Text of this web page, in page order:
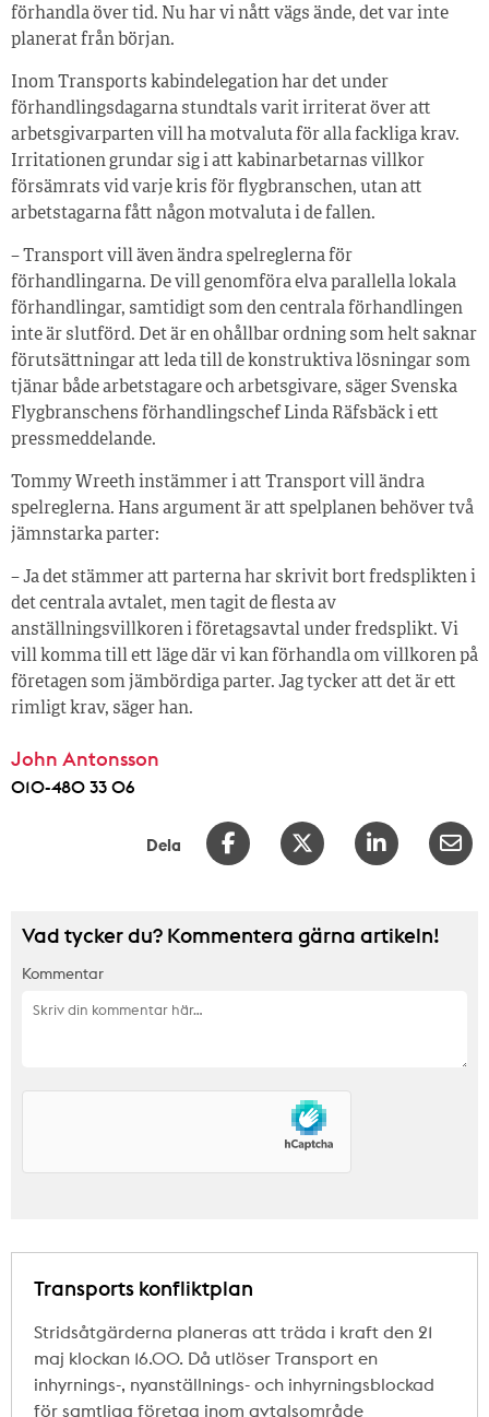
förhandla över tid. Nu har vi nått vägs ände, det var inte
planerat från början.
Inom Transports kabindelegation har det under
förhandlingsdagarna stundtals varit irriterat över att
arbetsgivarparten vill ha motvaluta för alla fackliga krav.
Irritationen grundar sig i att kabinarbetarnas villkor
försämrats vid varje kris för flygbranschen, utan att
arbetstagarna fått någon motvaluta i de fallen.
– Transport vill även ändra spelreglerna för
förhandlingarna. De vill genomföra elva parallella lokala
förhandlingar, samtidigt som den centrala förhandlingen
inte är slutförd. Det är en ohållbar ordning som helt saknar
förutsättningar att leda till de konstruktiva lösningar som
tjänar både arbetstagare och arbetsgivare, säger Svenska
Flygbranschens förhandlingschef Linda Räfsbäck i ett
pressmeddelande.
Tommy Wreeth instämmer i att Transport vill ändra
spelreglerna. Hans argument är att spelplanen behöver två
jämnstarka parter:
– Ja det stämmer att parterna har skrivit bort fredsplikten i
det centrala avtalet, men tagit de flesta av
anställningsvillkoren i företagsavtal under fredsplikt. Vi
vill komma till ett läge där vi kan förhandla om villkoren på
företagen som jämbördiga parter. Jag tycker att det är ett
rimligt krav, säger han.
John Antonsson
010-480 33 06
Dela
Vad tycker du? Kommentera gärna artikeln!
Kommentar
Transports konfliktplan
Stridsåtgärderna planeras att träda i kraft den 21
maj klockan 16.00. Då utlöser Transport en
inhyrnings-, nyanställnings- och inhyrningsblockad
för samtliga företag inom avtalsområde